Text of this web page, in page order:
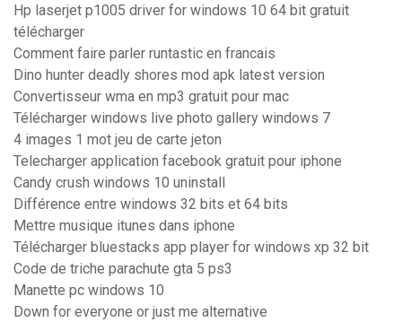
Hp laserjet p1005 driver for windows 10 64 bit gratuit
télécharger
Comment faire parler runtastic en francais
Dino hunter deadly shores mod apk latest version
Convertisseur wma en mp3 gratuit pour mac
Télécharger windows live photo gallery windows 7
4 images 1 mot jeu de carte jeton
Telecharger application facebook gratuit pour iphone
Candy crush windows 10 uninstall
Différence entre windows 32 bits et 64 bits
Mettre musique itunes dans iphone
Télécharger bluestacks app player for windows xp 32 bit
Code de triche parachute gta 5 ps3
Manette pc windows 10
Down for everyone or just me alternative